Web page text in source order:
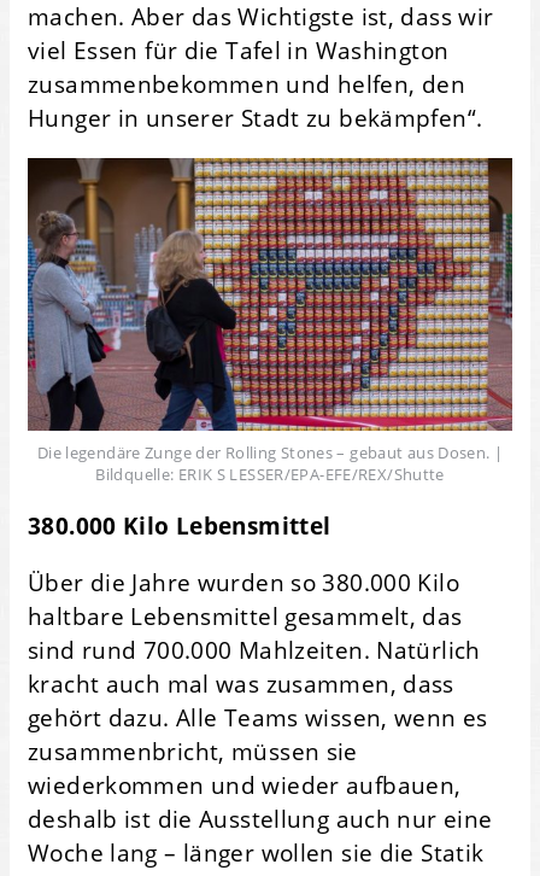
machen. Aber das Wichtigste ist, dass wir
viel Essen für die Tafel in Washington
zusammenbekommen und helfen, den
Hunger in unserer Stadt zu bekämpfen“.
Die legendäre Zunge der Rolling Stones – gebaut aus Dosen. |
Bildquelle: ERIK S LESSER/EPA-EFE/REX/Shutte
380.000 Kilo Lebensmittel
Über die Jahre wurden so 380.000 Kilo
haltbare Lebensmittel gesammelt, das
sind rund 700.000 Mahlzeiten. Natürlich
kracht auch mal was zusammen, dass
gehört dazu. Alle Teams wissen, wenn es
zusammenbricht, müssen sie
wiederkommen und wieder aufbauen,
deshalb ist die Ausstellung auch nur eine
Woche lang – länger wollen sie die Statik